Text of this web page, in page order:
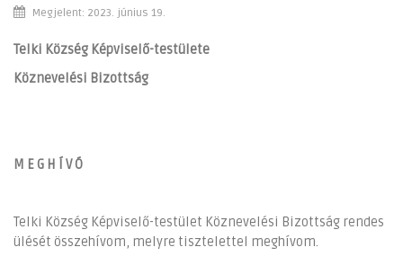
Megjelent: 2023. június 19.
Telki Község Képviselő-testülete
Köznevelési Bizottság
M E G H Í V Ó
Telki Község Képviselő-testület Köznevelési Bizottság rendes
ülését összehívom, melyre tisztelettel meghívom.